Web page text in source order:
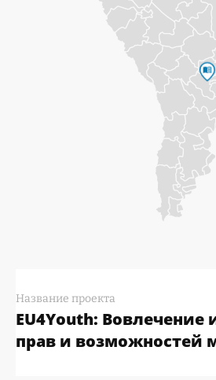
Название проекта
EU4Youth:
прав и возможностей